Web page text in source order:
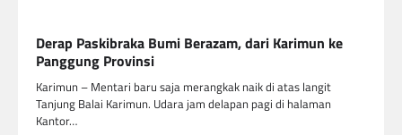
Derap Paskibraka Bumi Berazam, dari Karimun ke
Panggung Provinsi
Karimun – Mentari baru saja merangkak naik di atas langit
Tanjung Balai Karimun. Udara jam delapan pagi di halaman
Kantor…